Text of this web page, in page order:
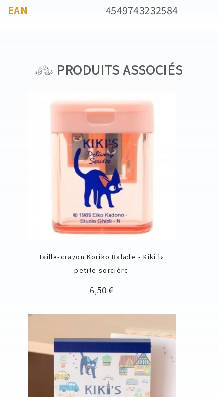
EAN
4549743232584
PRODUITS ASSOCIÉS
Taille-crayon Koriko Balade - Kiki la
petite sorcière
Prix
6,50 €